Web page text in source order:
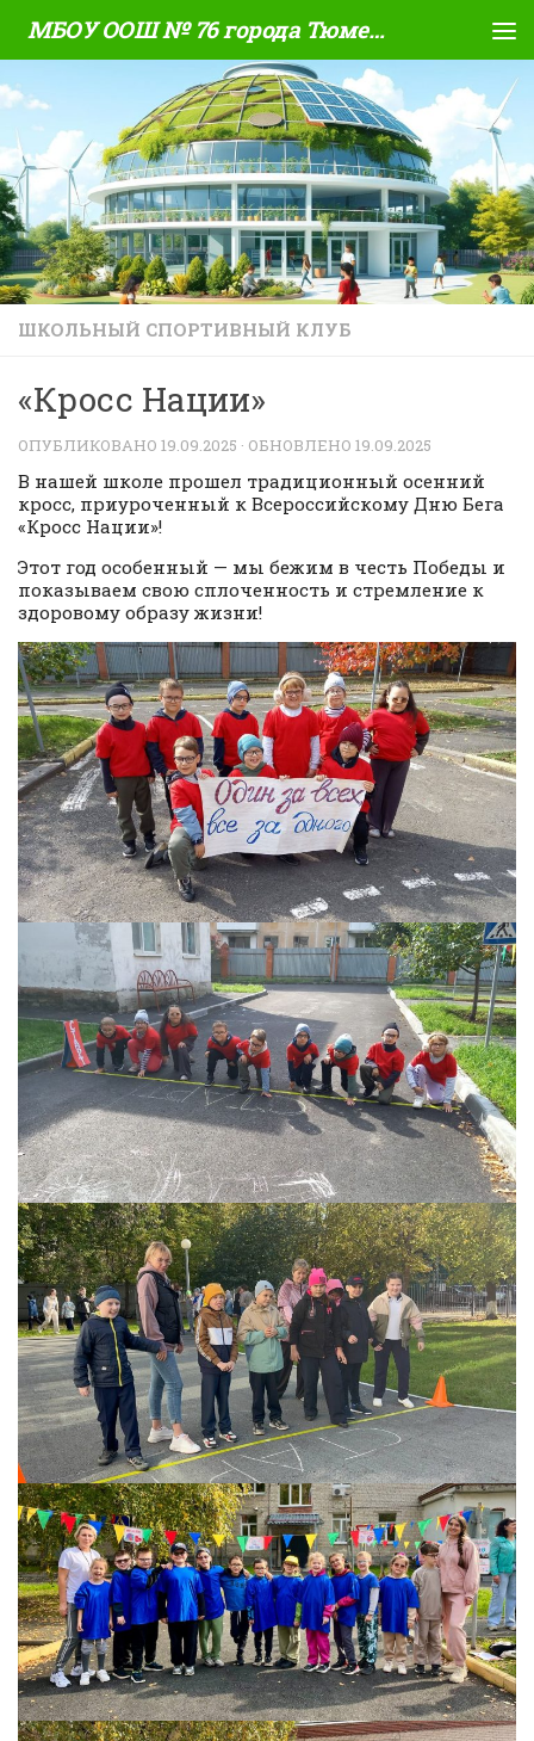
Skip to content МБОУ ООШ № 76 города Тюмени
ШКОЛЬНЫЙ СПОРТИВНЫЙ КЛУБ
«Кросс Нации»
ОПУБЛИКОВАНО 19.09.2025 · ОБНОВЛЕНО 19.09.2025
В нашей школе прошел традиционный осенний
кросс, приуроченный к Всероссийскому Дню Бега
«Кросс Нации»!
Этот год особенный — мы бежим в честь Победы и
показываем свою сплоченность и стремление к
здоровому образу жизни!